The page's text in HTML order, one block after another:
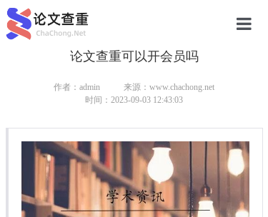
本科论文
论文查重可以开会员吗
作者：admin
来源：www.chachong.net
时间：2023-09-03 12:43:03